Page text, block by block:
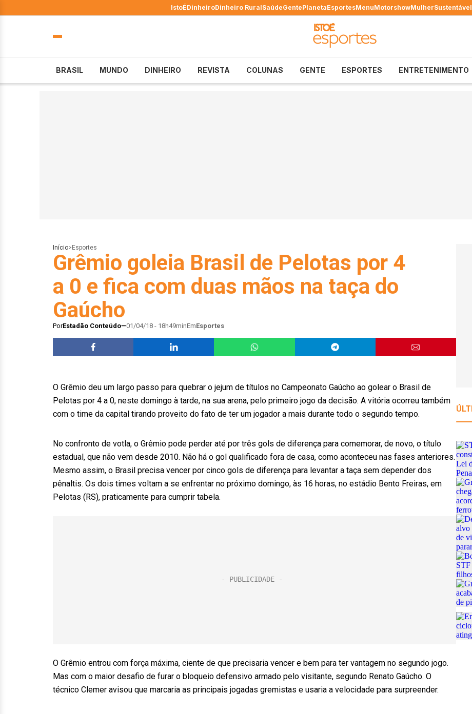
IstoÉDinheiroDinheiro RuralSaúdeGentePlanetaEsportesMenuMotorshowMulherSustentável
BRASIL MUNDO DINHEIRO REVISTA COLUNAS GENTE ESPORTES ENTRETENIMENTO
Início> Esportes
Grêmio goleia Brasil de Pelotas por 4
a 0 e fica com duas mãos na taça do
Gaúcho
PorEstadão Conteúdo 01/04/18 - 18h49minEmEsportes
O Grêmio deu um largo passo para quebrar o jejum de títulos no Campeonato Gaúcho ao golear o Brasil de
Pelotas por 4 a 0, neste domingo à tarde, na sua arena, pelo primeiro jogo da decisão. A vitória ocorreu também
com o time da capital tirando proveito do fato de ter um jogador a mais durante todo o segundo tempo.
No confronto de votla, o Grêmio pode perder até por três gols de diferença para comemorar, de novo, o título
estadual, que não vem desde 2010. Não há o gol qualificado fora de casa, como aconteceu nas fases anteriores.
Mesmo assim, o Brasil precisa vencer por cinco gols de diferença para levantar a taça sem depender dos
pênaltis. Os dois times voltam a se enfrentar no próximo domingo, às 16 horas, no estádio Bento Freiras, em
Pelotas (RS), praticamente para cumprir tabela.
O Grêmio entrou com força máxima, ciente de que precisaria vencer e bem para ter vantagem no segundo jogo.
Mas com o maior desafio de furar o bloqueio defensivo armado pelo visitante, segundo Renato Gaúcho. O
técnico Clemer avisou que marcaria as principais jogadas gremistas e usaria a velocidade para surpreender.